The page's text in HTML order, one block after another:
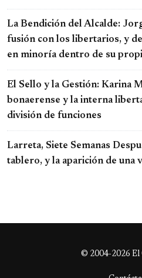
La Bendición del Alcalde:
fusión con los libertarios, y
en minoría dentro de su
El Sello y la Gestión: Karina
bonaerense y la interna
división de funciones
Larreta, Siete Semanas
tablero, y la aparición de una
© 2004-2026 El